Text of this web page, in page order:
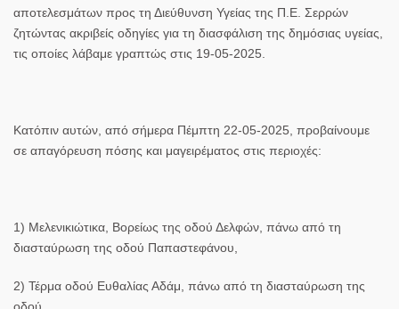
αποτελεσμάτων προς τη Διεύθυνση Υγείας της Π.Ε. Σερρών
ζητώντας ακριβείς οδηγίες για τη διασφάλιση της δημόσιας υγείας,
τις οποίες λάβαμε γραπτώς στις 19-05-2025.
Κατόπιν αυτών, από σήμερα Πέμπτη 22-05-2025 , προβαίνουμε
σε απαγόρευση πόσης και μαγειρέματος στις περιοχές:
1) Μελενικιώτικα, Βορείως της οδού Δελφών, πάνω από τη
διασταύρωση της οδού Παπαστεφάνου,
2) Τέρμα οδού Ευθαλίας Αδάμ, πάνω από τη διασταύρωση της